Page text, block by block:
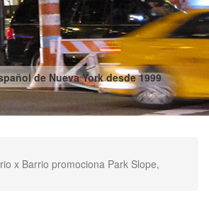
de Nueva York desde 1999
x Barrio promociona Park Slope,